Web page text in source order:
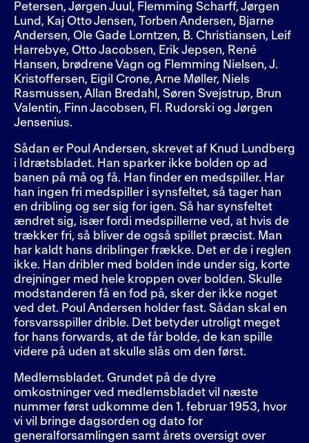
Petersen, Jørgen Juul, Flemming Scharff, Jørgen
Lund, Kaj Otto Jensen, Torben Andersen, Bjarne
Andersen, Ole Gade Lorntzen, B. Christiansen, Leif
Harrebye, Otto Jacobsen, Erik Jepsen, René
Hansen, brødrene Vagn og Flemming Nielsen, J.
Kristoffersen, Eigil Crone, Arne Møller, Niels
Rasmussen, Allan Bredahl, Søren Svejstrup, Brun
Valentin, Finn Jacobsen, Fl. Rudorski og Jørgen
Jensenius.
Sådan er Poul Andersen, skrevet af Knud Lundberg
i Idrætsbladet. Han sparker ikke bolden op ad
banen på må og få. Han finder en medspiller. Har
han ingen fri medspiller i synsfeltet, så tager han
en dribling og ser sig for igen. Så har synsfeltet
ændret sig, især fordi medspillerne ved, at hvis de
trækker fri, så bliver de også spillet præcist. Man
har kaldt hans driblinger frække. Det er de i reglen
ikke. Han dribler med bolden inde under sig, korte
drejninger med hele kroppen over bolden. Skulle
modstanderen få en fod på, sker der ikke noget
ved det. Poul Andersen holder fast. Sådan skal en
forsvarsspiller drible. Det betyder utroligt meget
for hans forwards, at de får bolde, de kan spille
videre på uden at skulle slås om den først.
Medlemsbladet. Grundet på de dyre
omkostninger ved medlemsbladet vil næste
nummer først udkomme den 1. februar 1953, hvor
vi vil bringe dagsorden og dato for
generalforsamlingen samt årets oversigt over